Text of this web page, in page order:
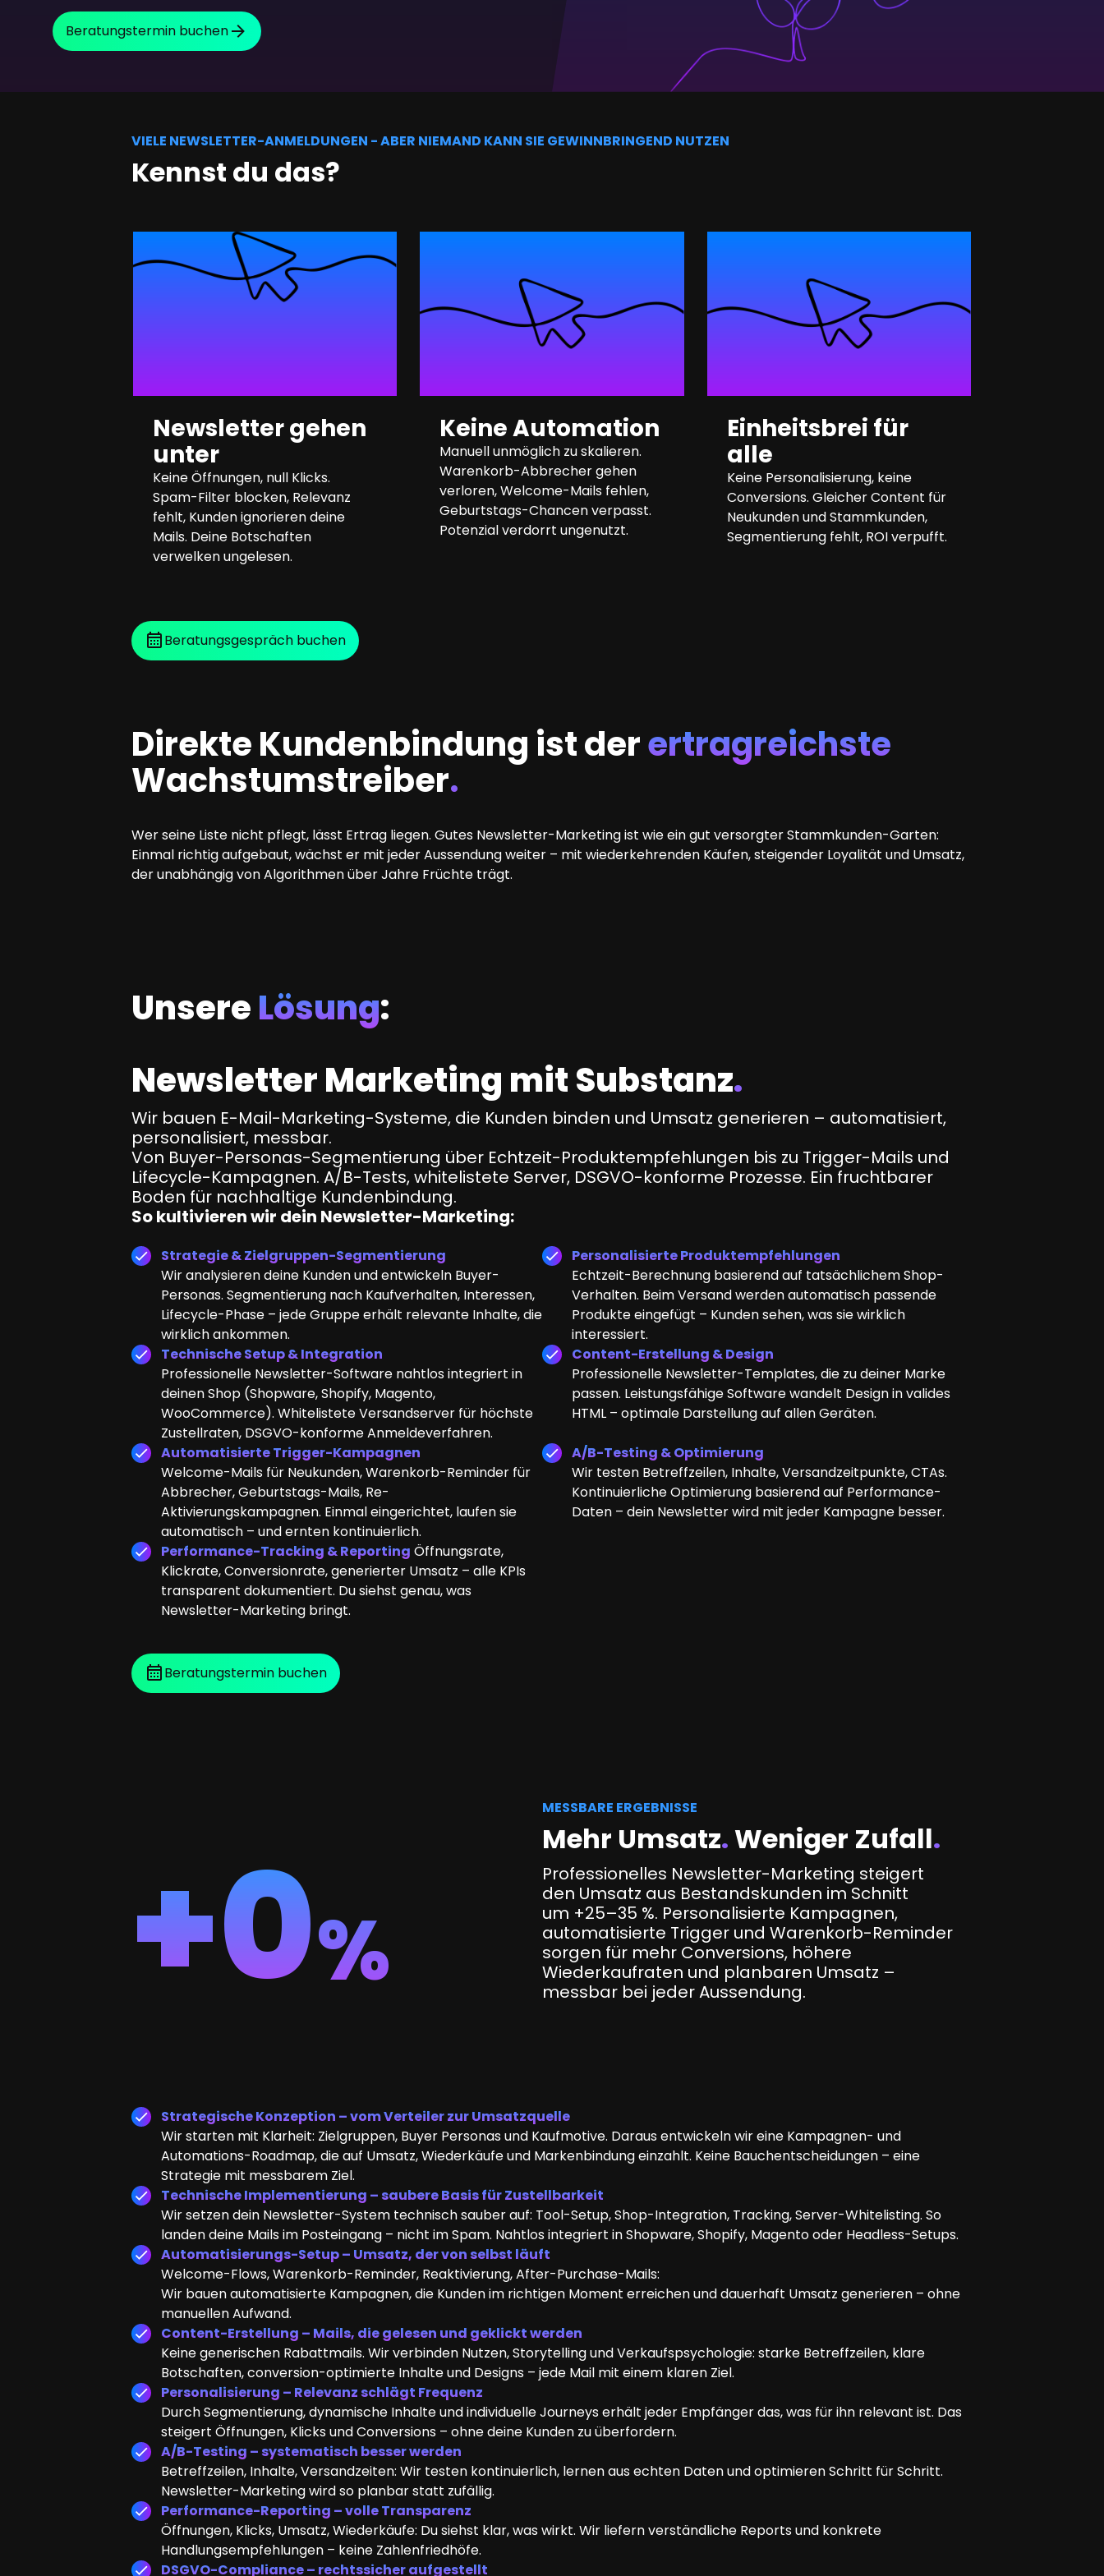
SEO Beratung
Google Ads Kampagnen-Beratung
Beratungstermin buchen
VIELE NEWSLETTER-ANMELDUNGEN - ABER NIEMAND KANN SIE GEWINNBRINGEND NUTZEN
Kennst du das?
Newsletter gehen
unter
Keine Öffnungen, null Klicks.
Spam-Filter blocken, Relevanz
fehlt, Kunden ignorieren deine
Mails. Deine Botschaften
verwelken ungelesen.
Keine Automation
Manuell unmöglich zu skalieren.
Warenkorb-Abbrecher gehen
verloren, Welcome-Mails fehlen,
Geburtstags-Chancen verpasst.
Potenzial verdorrt ungenutzt.
Einheitsbrei für
alle
Keine Personalisierung, keine
Conversions. Gleicher Content für
Neukunden und Stammkunden,
Segmentierung fehlt, ROI verpufft.
Beratungsgespräch buchen
Direkte Kundenbindung ist derertragreichste
Wachstumstreiber.
Wer seine Liste nicht pflegt, lässt Ertrag liegen. Gutes Newsletter-Marketing ist wie ein gut versorgter Stammkunden-Garten:
Einmal richtig aufgebaut, wächst er mit jeder Aussendung weiter – mit wiederkehrenden Käufen, steigender Loyalität und Umsatz,
der unabhängig von Algorithmen über Jahre Früchte trägt.
UnsereLösung:
Newsletter Marketing mit Substanz.
Wir bauen E-Mail-Marketing-Systeme, die Kunden binden und Umsatz generieren – automatisiert,
personalisiert, messbar.
Von Buyer-Personas-Segmentierung über Echtzeit-Produktempfehlungen bis zu Trigger-Mails und
Lifecycle-Kampagnen. A/B-Tests, whitelistete Server, DSGVO-konforme Prozesse. Ein fruchtbarer
Boden für nachhaltige Kundenbindung.
So kultivieren wir dein Newsletter-Marketing:
Strategie & Zielgruppen-Segmentierung
Wir analysieren deine Kunden und entwickeln Buyer-
Personas. Segmentierung nach Kaufverhalten, Interessen,
Lifecycle-Phase – jede Gruppe erhält relevante Inhalte, die
wirklich ankommen.
Technische Setup & Integration
Professionelle Newsletter-Software nahtlos integriert in
deinen Shop (Shopware, Shopify, Magento,
WooCommerce). Whitelistete Versandserver für höchste
Zustellraten, DSGVO-konforme Anmeldeverfahren.
Automatisierte Trigger-Kampagnen
Welcome-Mails für Neukunden, Warenkorb-Reminder für
Abbrecher, Geburtstags-Mails, Re-
Aktivierungskampagnen. Einmal eingerichtet, laufen sie
automatisch – und ernten kontinuierlich.
Performance-Tracking & Reporting Öffnungsrate,
Klickrate, Conversionrate, generierter Umsatz – alle KPIs
transparent dokumentiert. Du siehst genau, was
Newsletter-Marketing bringt.
Personalisierte Produktempfehlungen
Echtzeit-Berechnung basierend auf tatsächlichem Shop-
Verhalten. Beim Versand werden automatisch passende
Produkte eingefügt – Kunden sehen, was sie wirklich
interessiert.
Content-Erstellung & Design
Professionelle Newsletter-Templates, die zu deiner Marke
passen. Leistungsfähige Software wandelt Design in valides
HTML – optimale Darstellung auf allen Geräten.
A/B-Testing & Optimierung
Wir testen Betreffzeilen, Inhalte, Versandzeitpunkte, CTAs.
Kontinuierliche Optimierung basierend auf Performance-
Daten – dein Newsletter wird mit jeder Kampagne besser.
Beratungstermin buchen
+0%
MESSBARE ERGEBNISSE
Mehr Umsatz. Weniger Zufall.
Professionelles Newsletter-Marketing steigert
den Umsatz aus Bestandskunden im Schnitt
um +25–35 %. Personalisierte Kampagnen,
automatisierte Trigger und Warenkorb-Reminder
sorgen für mehr Conversions, höhere
Wiederkaufraten und planbaren Umsatz –
messbar bei jeder Aussendung.
Strategische Konzeption – vom Verteiler zur Umsatzquelle
Wir starten mit Klarheit: Zielgruppen, Buyer Personas und Kaufmotive. Daraus entwickeln wir eine Kampagnen- und
Automations-Roadmap, die auf Umsatz, Wiederkäufe und Markenbindung einzahlt. Keine Bauchentscheidungen – eine
Strategie mit messbarem Ziel.
Technische Implementierung – saubere Basis für Zustellbarkeit
Wir setzen dein Newsletter-System technisch sauber auf: Tool-Setup, Shop-Integration, Tracking, Server-Whitelisting. So
landen deine Mails im Posteingang – nicht im Spam. Nahtlos integriert in Shopware, Shopify, Magento oder Headless-Setups.
Automatisierungs-Setup – Umsatz, der von selbst läuft
Welcome-Flows, Warenkorb-Reminder, Reaktivierung, After-Purchase-Mails:
Wir bauen automatisierte Kampagnen, die Kunden im richtigen Moment erreichen und dauerhaft Umsatz generieren – ohne
manuellen Aufwand.
Content-Erstellung – Mails, die gelesen und geklickt werden
Keine generischen Rabattmails. Wir verbinden Nutzen, Storytelling und Verkaufspsychologie: starke Betreffzeilen, klare
Botschaften, conversion-optimierte Inhalte und Designs – jede Mail mit einem klaren Ziel.
Personalisierung – Relevanz schlägt Frequenz
Durch Segmentierung, dynamische Inhalte und individuelle Journeys erhält jeder Empfänger das, was für ihn relevant ist. Das
steigert Öffnungen, Klicks und Conversions – ohne deine Kunden zu überfordern.
A/B-Testing – systematisch besser werden
Betreffzeilen, Inhalte, Versandzeiten: Wir testen kontinuierlich, lernen aus echten Daten und optimieren Schritt für Schritt.
Newsletter-Marketing wird so planbar statt zufällig.
Performance-Reporting – volle Transparenz
Öffnungen, Klicks, Umsatz, Wiederkäufe: Du siehst klar, was wirkt. Wir liefern verständliche Reports und konkrete
Handlungsempfehlungen – keine Zahlenfriedhöfe.
DSGVO-Compliance – rechtssicher aufgestellt